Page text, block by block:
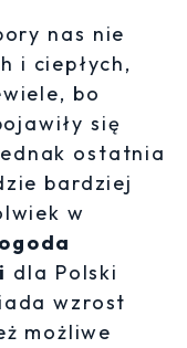
nas nie
i ciepłych,
bo
się
ostatnia
bardziej
w
dla Polski
wzrost
możliwe